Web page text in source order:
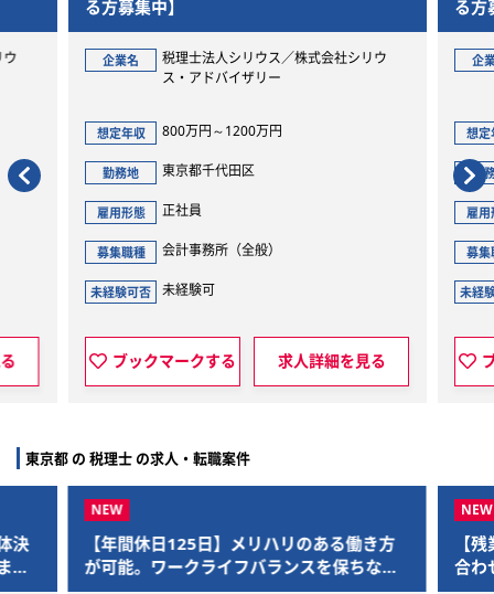
ウ
る方募集中】
企業名
税理士法人シリウス／株式会社シリウ
ス・アドバイザリー
想定年収 800万円～1200万円
勤務地 東京都千代田区
雇用形態 正社員
募集職種 会計事務所（全般）
未経験可否 未経験可
ブックマークする 求人詳細を見る
る方
企
想定
勤
雇用
募集
未経
東京都 の 税理士 の求人・転職案件
決
で
【年間休日125日】メリハリのある働き方
が可能。ワークライフバランスを保ちなが
【
合わ